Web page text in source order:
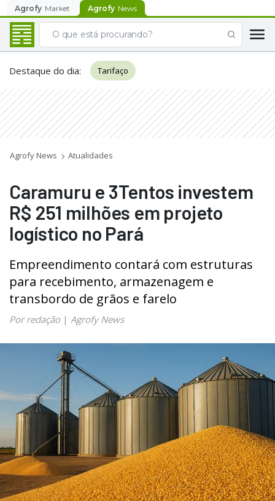
Agrofy Market Agrofy News
Destaque do dia: Tarifaço
Agrofy News Atualidades
Caramuru e 3Tentos investem
R$ 251 milhões em projeto
logístico no Pará
Empreendimento contará com estruturas
para recebimento, armazenagem e
transbordo de grãos e farelo
Por redação| Agrofy News